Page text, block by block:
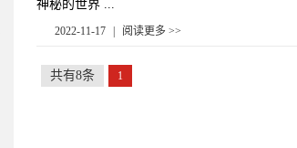
神秘的世界 ...
2022-11-17 阅读更多 >>
共有8条 1